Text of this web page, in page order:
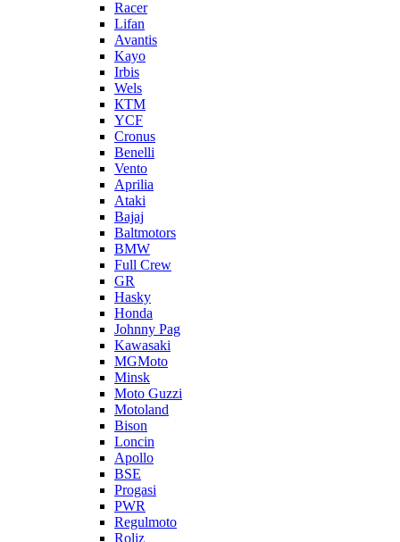
Racer
Lifan
Avantis
Kayo
Irbis
Wels
КТМ
YCF
Cronus
Benelli
Vento
Aprilia
Ataki
Bajaj
Baltmotors
BMW
Full Crew
GR
Hasky
Honda
Johnny Pag
Kawasaki
MGMoto
Minsk
Moto Guzzi
Motoland
Bison
Loncin
Apollo
BSE
Progasi
PWR
Regulmoto
Roliz